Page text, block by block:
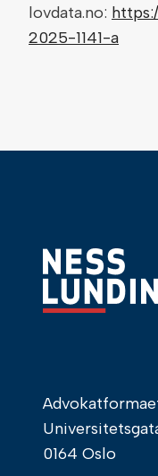
lovdata.no:
2025-1141-a
0164 Oslo